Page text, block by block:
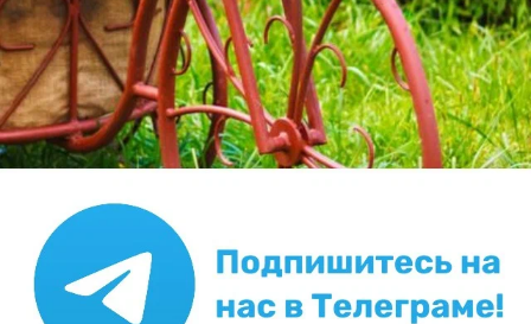
Автор записи:
Salmon ЭКСПЕРТ
Елена Львов 13 февраля 2014, 13:01
Сказать спасибо!